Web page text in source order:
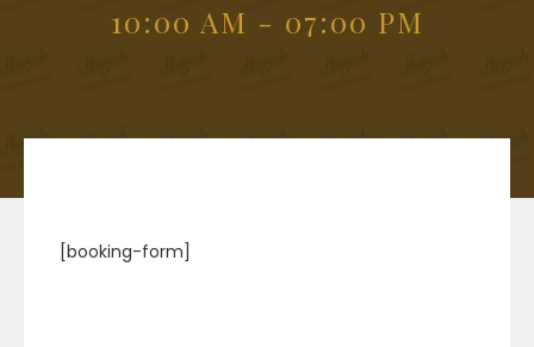
10:00 AM - 07:00 PM
[booking-form]